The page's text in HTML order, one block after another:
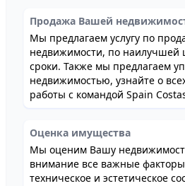
Продажа Вашей
Мы предлагаем услугу по
недвижимости, по наилучшей
сроки. Также мы предлагаем
недвижимостью, узнайте о
работы с командой Spain
Оценка имущества
Мы оценим Вашу
внимание все важные
техническое и эстетическое